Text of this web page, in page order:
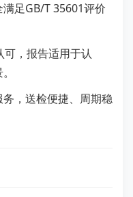
足GB/T 35601评价
可，报告适用于认
，送检便捷、周期稳